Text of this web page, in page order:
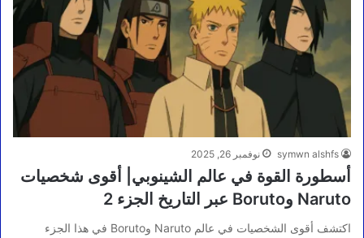
symwn alshfs نوفمبر 26, 2025
أسطورة القوة في عالم الشينوبي| أقوى شخصيات
Naruto وBoruto عبر التاريخ الجزء 2
اكتشف أقوى الشخصيات في عالم Naruto وBoruto في هذا الجزء